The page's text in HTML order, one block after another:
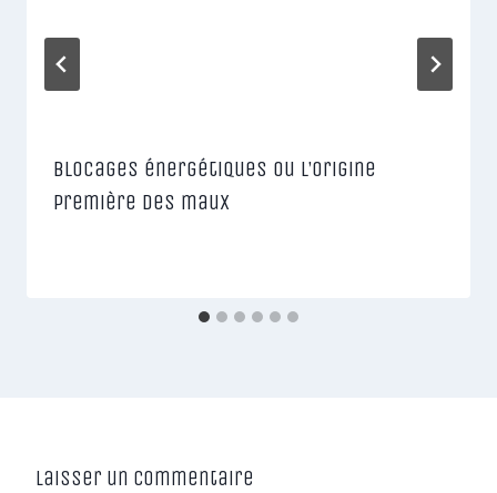
Blocages énergétiques ou l’origine
première des maux
Laisser un commentaire